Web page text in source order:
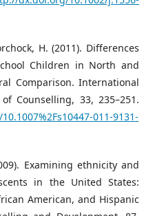
H. (2011). Differences
Children in North and
Comparison. International
Counselling, 33, 235–251.
011-9131-
Examining ethnicity and
in the United States:
American, and Hispanic